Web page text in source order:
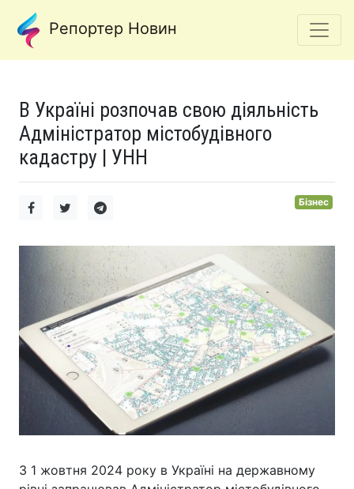
Репортер Новин
В Україні розпочав свою діяльність
Адміністратор містобудівного
кадастру | УНН
Бізнес
З 1 жовтня 2024 року в Україні на державному